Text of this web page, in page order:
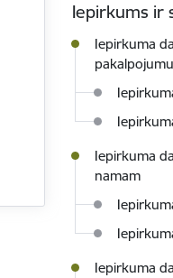
Iepirkums ir
Iepirkuma
Iepirkuma
namam
Iepirkuma